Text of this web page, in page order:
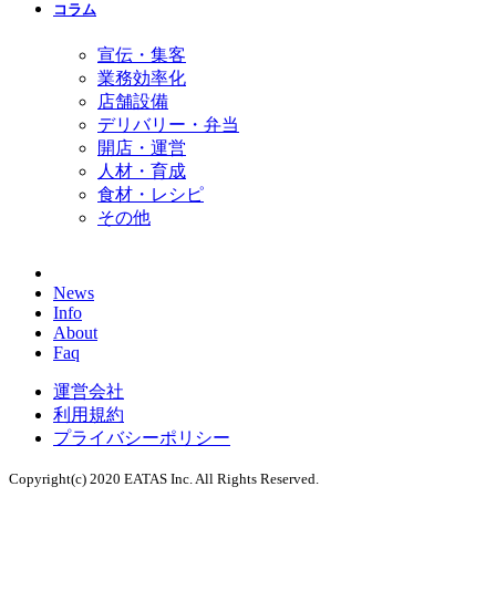
コラム
宣伝・集客
業務効率化
店舗設備
デリバリー・弁当
開店・運営
人材・育成
食材・レシピ
その他
News
Info
About
Faq
運営会社
利用規約
プライバシーポリシー
Copyright(c) 2020 EATAS Inc. All Rights Reserved.